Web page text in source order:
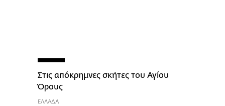
Στις απόκρημνες σκήτες του Αγίου
Όρους
ΕΛΛΑΔΑ